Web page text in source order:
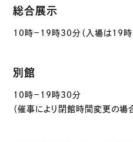
総合展示
10時－19時30分（入場は19時
別館
10時－19時30分
（催事により閉館時間変更の場合